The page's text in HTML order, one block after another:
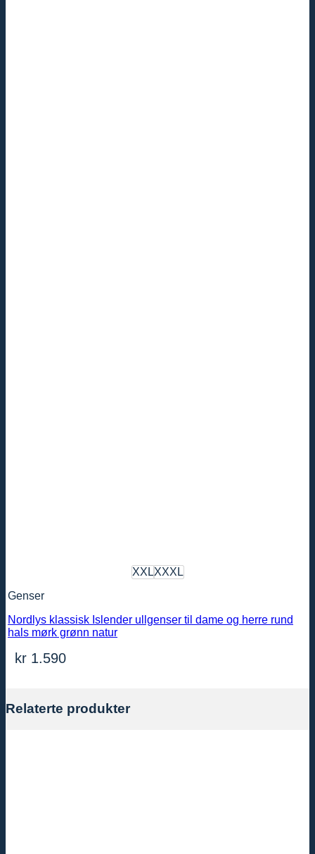
XXLXXXL
Genser
Nordlys klassisk Islender ullgenser til dame og herre rund
hals mørk grønn natur
kr 1.590
Relaterte produkter